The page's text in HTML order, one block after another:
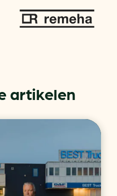
artikelen